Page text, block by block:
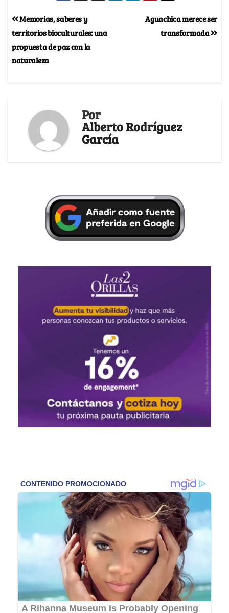
Aguachica merece ser
transformada
Memorias, saberes y
territorios bioculturales: una
propuesta de paz con la
naturaleza
Por
Alberto Rodríguez
García